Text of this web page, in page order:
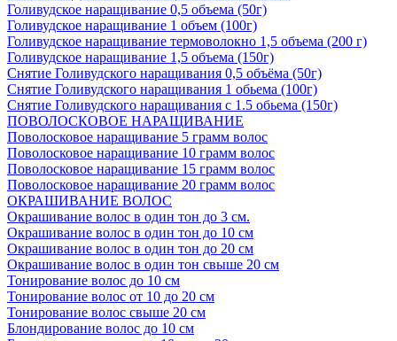
Голивудское наращивание 0,5 объема (50г)
Голивудское наращивание 1 объем (100г)
Голивудское наращивание термоволокно 1,5 объема (200 г)
Голивудское наращивание 1,5 объема (150г)
Снятие Голивудского наращивания 0,5 объёма (50г)
Снятие Голивудского наращивания 1 обьема (100г)
Снятие Голивудского наращивания с 1.5 обьема (150г)
ПОВОЛОСКОВОЕ НАРАЩИВАНИЕ
Поволосковое наращивание 5 грамм волос
Поволосковое наращивание 10 грамм волос
Поволосковое наращивание 15 грамм волос
Поволосковое наращивание 20 грамм волос
ОКРАШИВАНИЕ ВОЛОС
Окрашивание волос в один тон до 3 см.
Окрашивание волос в один тон до 10 см
Окрашивание волос в один тон до 20 см
Окрашивание волос в один тон свыше 20 см
Тонирование волос до 10 см
Тонирование волос от 10 до 20 см
Тонирование волос свыше 20 см
Блондирование волос до 10 см